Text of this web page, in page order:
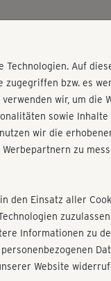
Auf
bzw. es
wir, um
sowie
wir die
zu
den Einsatz aller
Informationen zu
Website